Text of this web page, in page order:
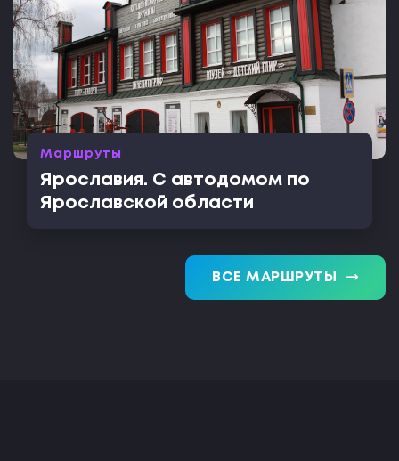
Маршруты
Ярославия. С автодомом по
Ярославской области
ВСЕ МАРШРУТЫ trending_flat